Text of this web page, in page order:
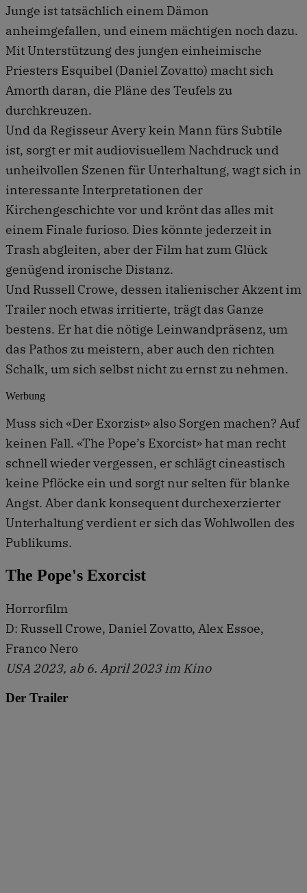
Junge ist tatsächlich einem Dämon
anheimgefallen, und einem mächtigen noch dazu.
Mit Unterstützung des jungen einheimische
Priesters Esquibel (Daniel Zovatto) macht sich
Amorth daran, die Pläne des Teufels zu
durchkreuzen.
Und da Regisseur Avery kein Mann fürs Subtile
ist, sorgt er mit audiovisuellem Nachdruck und
unheilvollen Szenen für Unterhaltung, wagt sich in
interessante Interpretationen der
Kirchengeschichte vor und krönt das alles mit
einem Finale furioso. Dies könnte jederzeit in
Trash abgleiten, aber der Film hat zum Glück
genügend ironische Distanz.
Und Russell Crowe, dessen italienischer Akzent im
Trailer noch etwas irritierte, trägt das Ganze
bestens. Er hat die nötige Leinwandpräsenz, um
das Pathos zu meistern, aber auch den richten
Schalk, um sich selbst nicht zu ernst zu nehmen.
Werbung
Muss sich «Der Exorzist» also Sorgen machen? Auf
keinen Fall. «The Pope’s Exorcist» hat man recht
schnell wieder vergessen, er schlägt cineastisch
keine Pflöcke ein und sorgt nur selten für blanke
Angst. Aber dank konsequent durchexerzierter
Unterhaltung verdient er sich das Wohlwollen des
Publikums.
The Pope's Exorcist
Horrorfilm
D: Russell Crowe, Daniel Zovatto, Alex Essoe,
Franco Nero
USA 2023, ab 6. April 2023 im Kino
Der Trailer